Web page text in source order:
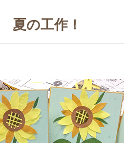
夏の工作！